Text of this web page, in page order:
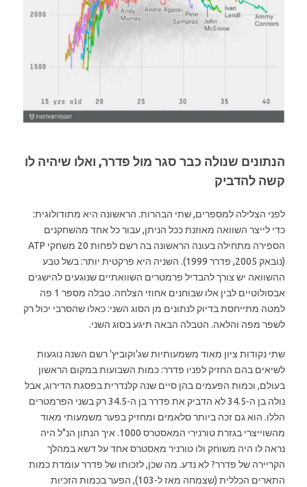
הנתונים שנולה כבר סגר מול פדרר, ואלו שיהיה לו
קשה להדביק
לפני הצלילה למספרים, שתי הבהרות. הראשונה היא מתודולוגית:
כדי לייצר השוואה מאוזנת ככל הניתן, עבור כל אחד מהשחקנים
הספירה מתחילה בעונה הראשונה בה רשם לפחות 20 משחקי ATP
(נובאק 2005, פדרר 1999). השניה היא פרקטית יותר: בשל טבע
ההשוואה יש צורך להבדיל פרמטרים השוואתיים שנוגעים להישגים
אבסולוטיים לבין אלו שבוחנים אחוזי הצלחה. טבלה מספר 1 פה
למטה מתייחסת בדיוק לנתונים מן הסוג השני: כאלו שהסרבי יכול רק
לשפר מפה והלאה. הטבלה הבאה תיגע בסוג השני.
שתי נקודות ציון מאוד משמעותיות שג'וקוביץ' רשם השנה נוגעות
לשיאים בהם החזיק לפניו פדרר: כמות השבועות במקום הראשון
בעולם, וכמות הפעמים בהן סיים שנה קלנדרית בפסגת הדירוג, אבל
נולה בן ה-34.5 לא הדביק את פדרר בן ה-34.5 רק בשני הפרמטרים
הללו. הוא גם זכה ביותר סלאמים ומחזיק בפער משמעותי מאוד
מהשוייצרי בגזרת טורנירי המאסטרס 1000. איך הנתון הנ"ל היה
נראה לו היה משוחק ולו טורניר מאסטרס אחד על דשא במהלך
הקריירה של פדרר? לא נדע. מה שכן, לזכותו של פדרר עומדת כמות
התארים הכללית (שצמחה מאז ל-103), הפער בכמות הזכיות